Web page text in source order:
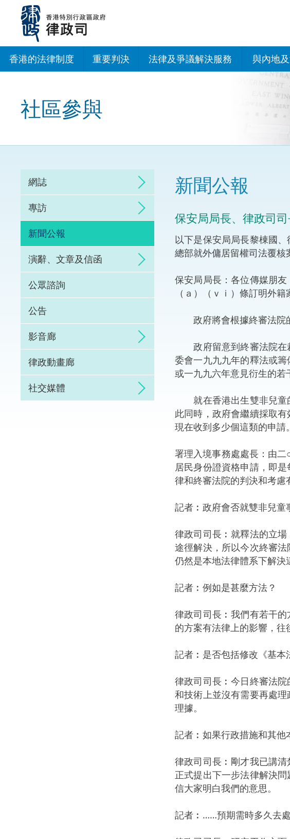
內
香港的法律制度 重要判決 法律及爭議解決服務
訴訟
網上爭議解決及法律科技
體育爭議解決先導計劃
能力建設
法律樞紐
促成交易和爭議解決服務中心
與內地
與內地
香港與
商事案
關於建
與澳門
“一帶一
社區參與
網誌
專訪
新聞公報
演辭、文章及信函
公眾諮詢
公告
影音廊
律政動畫廊
社交媒體
新聞公報
保安局局長、律政司
以下是保安局局長黎棟國
總部就外傭居留權司法覆核
保安局局長：各位傳媒朋
（ａ）（ｖｉ）條訂明外
政府將會根據終審法院的
政府留意到終審法院在
委會一九九九年的釋法或
或一九九六年意見衍生的若
就在香港出生雙非兒童
此同時，政府會繼續採取
現在收到多少個這類的申請。
署理入境事務處處長：由
居民身份證資格申請，即
律和終審法院的判決和考慮
記者︰政府會否就雙非兒童
律政司司長︰就釋法的立
途徑解決，所以今次終審
仍然是本地法律體系下解決
記者︰例如是甚麼方法？
律政司司長︰我們有若干
的方案有法律上的影響，往
記者︰是否包括修改《基本
律政司司長︰今日終審法
和技術上並沒有需要再處
理據。
記者︰如果行政措施和其他
律政司司長︰剛才我已講
正式提出下一步法律解決
信大家明白我們的意思。
記者︰……預期需時多久去